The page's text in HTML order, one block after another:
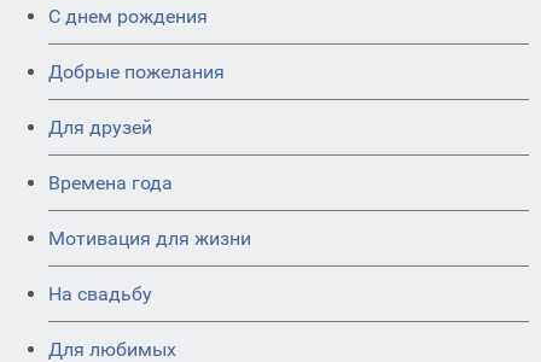
C днем рождения
Добрые пожелания
Для друзей
Времена года
Мотивация для жизни
На свадьбу
Для любимых